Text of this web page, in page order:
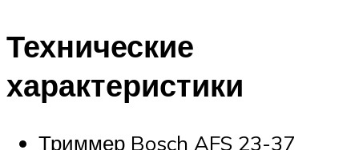
Технические
характеристики
Триммер Bosch AFS 23-37